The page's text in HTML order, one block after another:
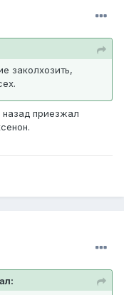
заколхозить,
приезжал